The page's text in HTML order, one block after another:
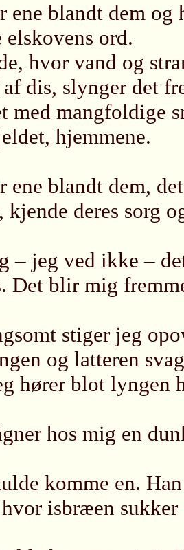
ene blandt dem
elskovens ord.
hvor vand og
dis, slynger det
med mangfoldige
hjemmene.
ene blandt dem,
kjende deres sorg
– jeg ved ikke –
Det blir mig
stiger jeg
og latteren
hører blot lyngen
hos mig en
komme en.
isbræen sukker